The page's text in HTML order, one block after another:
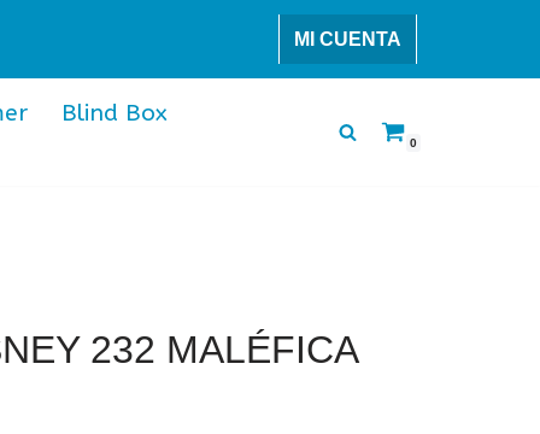
MI CUENTA
Blind Box
0
232 MALÉFICA